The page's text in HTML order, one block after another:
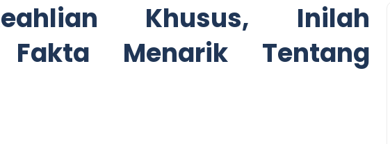
Khusus, Inilah
Fakta Menarik Tentang